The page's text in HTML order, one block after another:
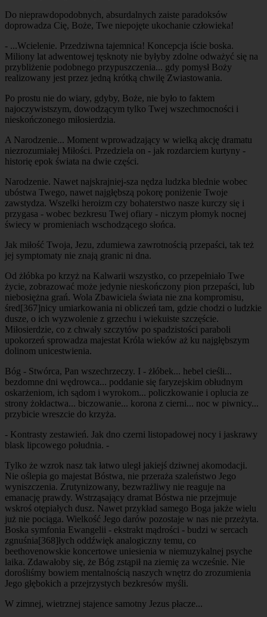
Do nieprawdopodobnych, absurdalnych zaiste paradoksów
doprowadza Cię, Boże, Twe niepojęte ukochanie człowieka!
- ...Wcielenie. Przedziwna tajemnica! Koncepcja iście boska.
Miliony lat adwentowej tęsknoty nie byłyby zdolne odważyć się na
przybliżenie podobnego przypuszczenia... gdy pomysł Boży
realizowany jest przez jedną krótką chwilę Zwiastowania.
Po prostu nie do wiary, gdyby, Boże, nie było to faktem
najoczywistszym, dowodzącym tylko Twej wszechmocności i
nieskończonego miłosierdzia.
A Narodzenie... Moment wprowadzający w wielką akcję dramatu
niezrozumiałej Miłości. Przedziela on - jak rozdarciem kurtyny -
historię epok świata na dwie części.
Narodzenie. Nawet najskrajniej-sza nędza ludzka blednie wobec
ubóstwa Twego, nawet najgłębszą pokorę poniżenie Twoje
zawstydza. Wszelki heroizm czy bohaterstwo nasze kurczy się i
przygasa - wobec bezkresu Twej ofiary - niczym płomyk nocnej
świecy w promieniach wschodzącego słońca.
Jak miłość Twoja, Jezu, zdumiewa zawrotnością przepaści, tak też
jej symptomaty nie znają granic ni dna.
Od żłóbka po krzyż na Kalwarii wszystko, co przepełniało Twe
życie, zobrazować może jedynie nieskończony pion przepaści, lub
niebosiężna grań. Wola Zbawiciela świata nie zna kompromisu,
śred[367]nicy umiarkowania ni obliczeń tam, gdzie chodzi o ludzkie
dusze, o ich wyzwolenie z grzechu i wiekuiste szczęście.
Miłosierdzie, co z chwały szczytów po spadzistości paraboli
upokorzeń sprowadza majestat Króla wieków aż ku najgłębszym
dolinom unicestwienia.
Bóg - Stwórca, Pan wszechrzeczy. I - żłóbek... hebel cieśli...
bezdomne dni wędrowca... poddanie się faryzejskim obłudnym
oskarżeniom, ich sądom i wyrokom... policzkowanie i oplucia ze
strony żołdactwa... biczowanie... korona z cierni... noc w piwnicy...
przybicie wreszcie do krzyża.
- Kontrasty zestawień. Jak dno czerni listopadowej nocy i jaskrawy
blask lipcowego południa. -
Tylko że wzrok nasz tak łatwo uległ jakiejś dziwnej akomodacji.
Nie oślepia go majestat Bóstwa, nie przeraża szaleństwo Jego
wyniszczenia. Zrutynizowany, bezwrażliwy nie reaguje na
emanację prawdy. Wstrząsający dramat Bóstwa nie przejmuje
wskroś otępiałych dusz. Nawet przykład samego Boga jakże wielu
już nie pociąga. Wielkość Jego darów pozostaje w nas nie przeżyta.
Boska symfonia Ewangelii - ekstrakt mądrości - budzi w sercach
zgnuśnia[368]łych oddźwięk analogiczny temu, co
beethovenowskie koncertowe uniesienia w niemuzykalnej psyche
laika. Zdawałoby się, że Bóg zstąpił na ziemię za wcześnie. Nie
dorośliśmy bowiem mentalnością naszych wnętrz do zrozumienia
Jego głębokich a przejrzystych bezkresów myśli.
W zimnej, wietrznej stajence samotny Jezus płacze...